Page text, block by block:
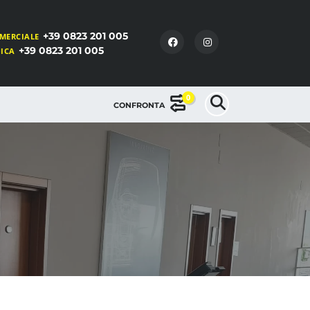
+39 0823 201 005
+39 0823 201 005
CONFRONTA
0